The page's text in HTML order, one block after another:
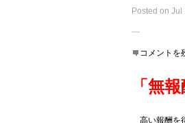
Posted on Jul
コメントを
「無
高い報酬を